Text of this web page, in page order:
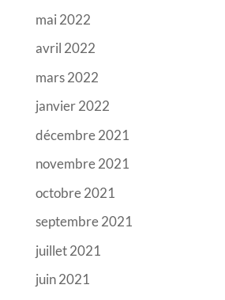
mai 2022
avril 2022
mars 2022
janvier 2022
décembre 2021
novembre 2021
octobre 2021
septembre 2021
juillet 2021
juin 2021